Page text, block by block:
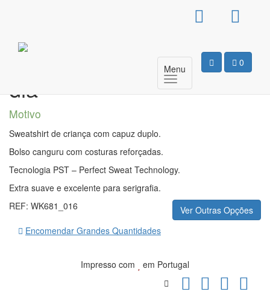
0
Menu
Sweat Com Capuz
Criança – Hoje é o meu
dia
Motivo
Sweatshirt de criança com capuz duplo.
Bolso canguru com costuras reforçadas.
Tecnologia PST – Perfect Sweat Technology.
Extra suave e excelente para serigrafia.
Ver Outras Opções
REF: WK681_016
Encomendar Grandes Quantidades
Impresso com em Portugal